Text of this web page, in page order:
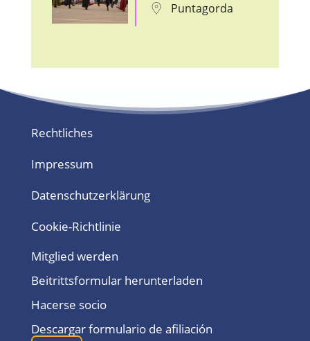
Puntagorda
Rechtliches
Impressum
Datenschutzerklärung
Cookie-Richtlinie
Mitglied werden
Beitrittsformular herunterladen
Hacerse socio
Descargar formulario de afiliación